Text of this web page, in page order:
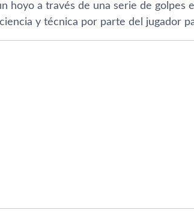
hoyo a través de una serie de golpes
y técnica por parte del jugador